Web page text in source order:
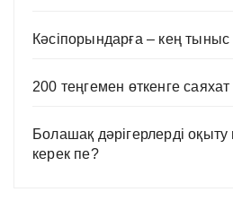
Кәсіпорындарға – кең тыныс
200 теңгемен өткенге саяхат
Болашақ дәрігерлерді оқыту
керек пе?